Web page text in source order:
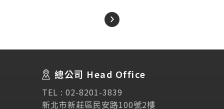
About Us 關於我們
講座活動
總公司 Head Office
TEL : 02-8201-3839
新北市新莊區民安路100號2樓